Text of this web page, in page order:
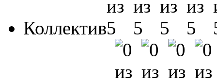
Коллектив